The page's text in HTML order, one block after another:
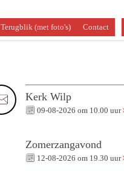
Terugblik (met foto's) Contact
Kerk Wilp
09-08-2026 om 10.00 uur
Zomerzangavond
12-08-2026 om 19.30 uur